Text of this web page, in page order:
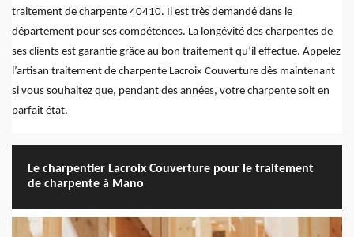
traitement de charpente 40410. Il est très demandé dans le
département pour ses compétences. La longévité des charpentes de
ses clients est garantie grâce au bon traitement qu’il effectue. Appelez
l’artisan traitement de charpente Lacroix Couverture dès maintenant
si vous souhaitez que, pendant des années, votre charpente soit en
parfait état.
Le charpentier Lacroix Couverture pour le traitement
de charpente à Mano